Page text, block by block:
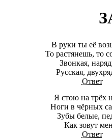
В руки ты её
То растянешь, то
Звонкая,
Русская,
Ответ
Я стою на трёх
Ноги в чёрных
Зубы белые,
Как зовут
Ответ